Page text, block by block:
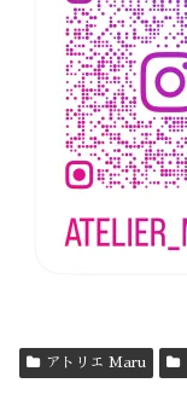
アトリエ Maru